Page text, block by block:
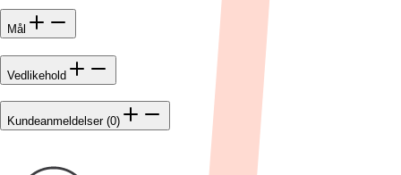
Mål
Vedlikehold
Kundeanmeldelser (0)